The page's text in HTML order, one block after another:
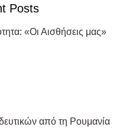
Posts
«Οι Αισθήσεις μας»
από τη Ρουμανία